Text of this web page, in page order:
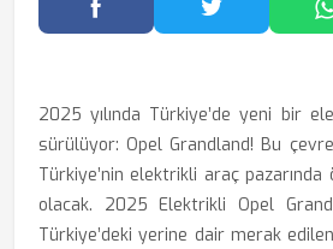
Facebook'ta Paylaş
Twitter'da
2025 yılında Türkiye’de yeni bir
sürülüyor: Opel Grandland! Bu
Türkiye’nin elektrikli araç
olacak. 2025 Elektrikli Opel
Türkiye’deki yerine dair merak